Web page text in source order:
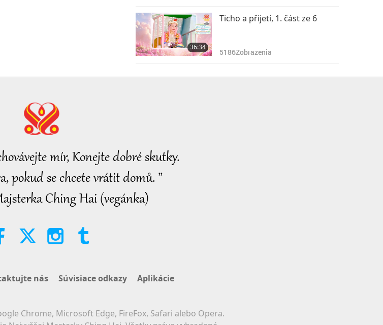
36:34
Ticho a přijetí, 1. část ze 6
5186Zobrazenia
mír, Konejte dobré skutky.
pokud se chcete vrátit domů. ”
Ching Hai (vegánka)
nás Súvisiace odkazy Aplikácie
Chrome, Microsoft Edge, FireFox, Safari alebo Opera.